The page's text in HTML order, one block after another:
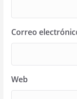
Correo
Web